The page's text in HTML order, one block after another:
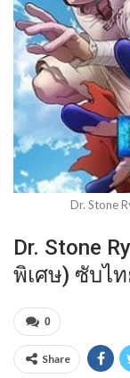
Dr. Stone
Dr. Stone
พิเศษ) ซับไท
0
Share